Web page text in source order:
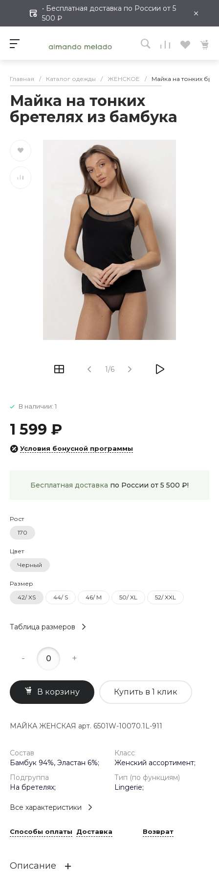
• Бесплатная доставка по России от 5
500 ₽
×
Главная / Каталог одежды / ЖЕНСКОЕ / Майка на тонких
Майка на тонких
бретелях из бамбука
1/6
В наличии: 1
1 599 ₽
Условия бонусной программы
Бесплатная доставка по России от 5 500 ₽!
Рост
170
Цвет
Черный
Размер
42/ XS
44/ S 46/ M 50/ XL 52/ XXL
Таблица размеров
- +
В корзину Купить в 1 клик
МАЙКА ЖЕНСКАЯ арт. 6501W-10070.1L-911
Состав
Бамбук 94%, Эластан 6%;
Класс
Женский ассортимент;
Подгруппа
На бретелях;
Тип (по функциям)
Lingerie;
Все характеристики
Способы оплаты Доставка Возврат
Описание